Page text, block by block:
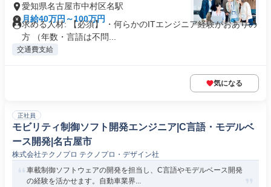
愛知県名古屋市中村区名駅
月給40万円～100万円
求める人材: 【必須】 ・何らかのITエンジニア経験がおありの
方 （年数・言語は不問...
交通費支給
気になる
正社員
モビリティ制御ソフト開発エンジニア|C言語・モデルベ
ース開発|名古屋市
株式会社テクノプロ テクノプロ・デザイン社
車載制御ソフトウェアの開発を担当し、C言語やモデルベース開発
の経験を活かせます。自動車業界...